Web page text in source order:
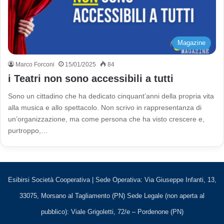
Magazine
Marco Forconi 15/01/2025 84
i Teatri non sono accessibili a tutti
Sono un cittadino che ha dedicato cinquant’anni della propria vita
alla musica e allo spettacolo. Non scrivo in rappresentanza di
un’organizzazione, ma come persona che ha visto crescere e,
purtroppo,…
Esibirsi Società Cooperativa | Sede Operativa: Via Giuseppe Infanti, 13,
33075, Morsano al Tagliamento (PN) Sede Legale (non aperta al
pubblico): Viale Grigoletti, 72/e – Pordenone (PN)